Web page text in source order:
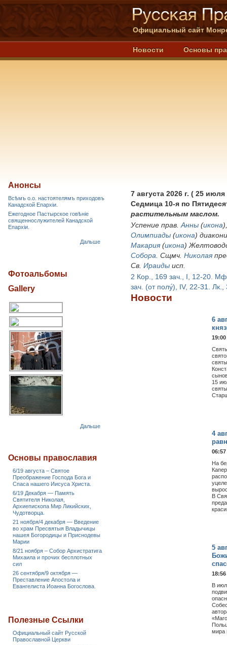
Официальный сайт
Новости Основы
7 августа 2026 г. ( 25 июля
Седмица 10-я по
растительным маслом.
Успение прав. Анны (икона
Олимпиады (икона)
Макария (икона)
Собора . Сщмч. Николая
Св. Ираиды исп.
2 Кор., 169 зач., I, 12-20.
зач. (от полу́), IV, 22-31.
Лк.,
Новости
6
19:00
15
4
06:57
На
В
5
18:56
В
мира
Анонсы
Всѣмъ о.о. настоятелямъ приходовъ
Канадской Епархiи.
Ежегодное Пастырское говѣніе
священнослужителей Канадской
Епархіи.
Дальше
Фотоальбомы
Gallery
Дальше
Основы православия
6/19 августа – Святое
Преображение Господа Бога и
Спаса нашего Иисуса Христа.
6/19 Декабря — Память
Святителя Николая,
Архиепископа Мир Ликийских,
Чудотворца.
21 ноября/4 декабря — Введение
во храм Пресвятыя Владычицы
нашея Богородицы и Приснодевы
Марии
8/21 ноября – Собор Архистратига
Михаила и прочих бесплотных
сил
26 сентября/9 октября —
Преставление Апостола и
Евангелиста Иоанна Богослова.
Полезные Ссылки
Официальный сайт Русской
Православной Церкви